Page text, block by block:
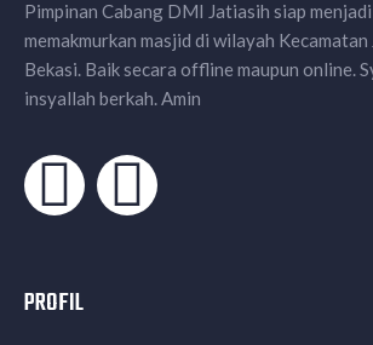
Pimpinan Cabang DMI Jatiasih siap
memakmurkan masjid di wilayah
Bekasi. Baik secara offline maupun online.
insyallah berkah. Amin
PROFIL